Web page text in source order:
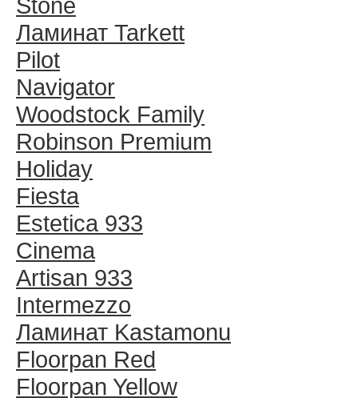
Ламинат Tarkett
Pilot
Navigator
Woodstock Family
Robinson Premium
Holiday
Fiesta
Estetica 933
Cinema
Artisan 933
Intermezzo
Ламинат Kastamonu
Floorpan Red
Floorpan Yellow